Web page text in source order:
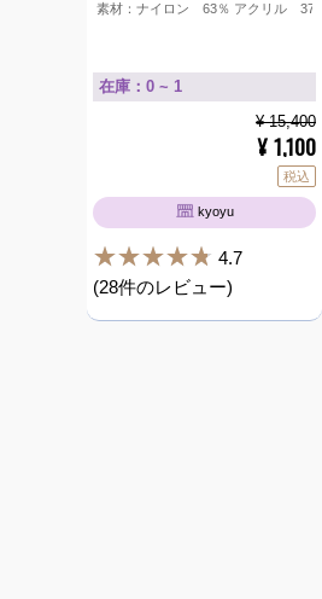
素材：ナイロン 63％ アクリル 37％
在庫：0 ~ 1
¥ 15,400
¥ 1,100
税込
kyoyu
4.7
(28件のレビュー)